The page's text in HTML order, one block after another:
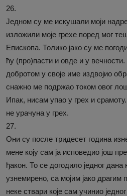
26.
Једном су ме искушали моји
изложили моје грехе поред мог
Епископа. Толико јако су ме
ћу (про)пасти и овде и у вечности.
добротом у своје име издвојио
снажно ме подржао током овог
Ипак, нисам упао у грех и
не урачуна у грех.
27.
Они су после тридесет година
мене коју сам ја исповедио још
ђакон. То се догодило једног
узнемирено, са мојим јако
неке ствари које сам учинио